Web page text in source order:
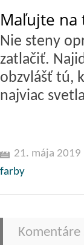
Maľujte na
Nie steny
zatlačiť.
obzvlášť tú,
najviac
21. mája 2019
farby
Komentáre